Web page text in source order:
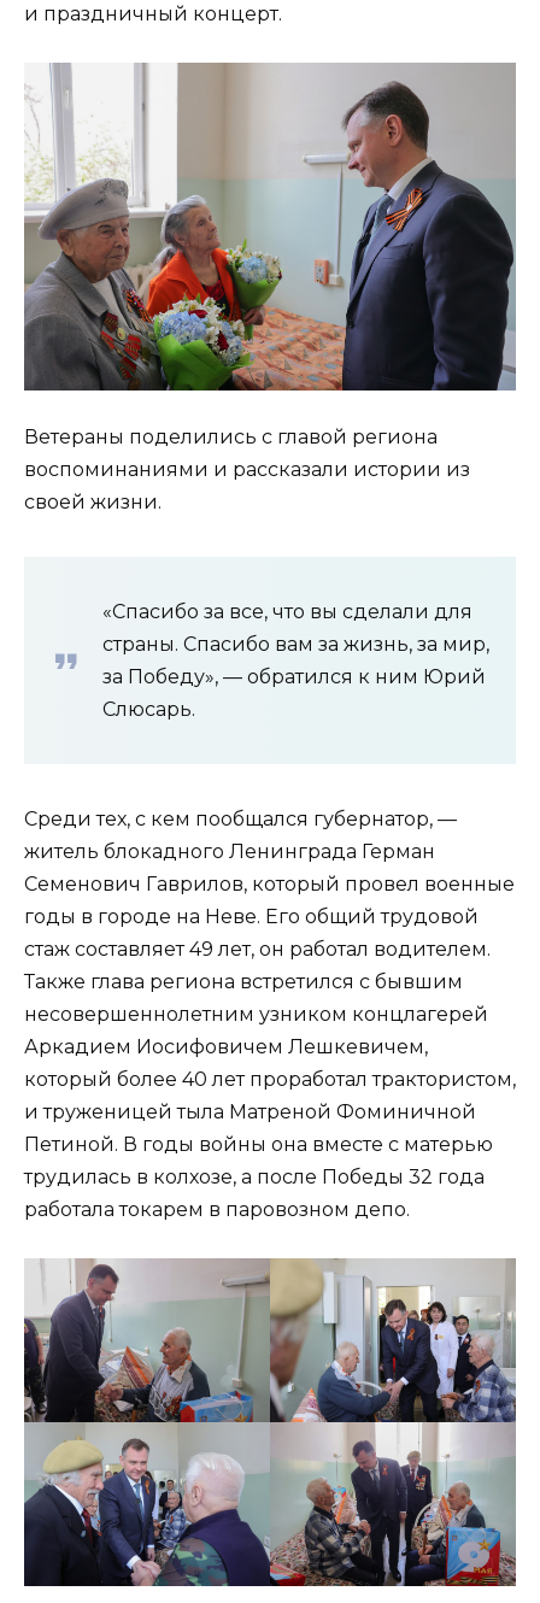
и праздничный концерт.
Ветераны поделились с главой региона
воспоминаниями и рассказали истории из
своей жизни.
«Спасибо за все, что вы сделали для
страны. Спасибо вам за жизнь, за мир,
за Победу», — обратился к ним Юрий
Слюсарь.
Среди тех, с кем пообщался губернатор, —
житель блокадного Ленинграда Герман
Семенович Гаврилов, который провел военные
годы в городе на Неве. Его общий трудовой
стаж составляет 49 лет, он работал водителем.
Также глава региона встретился с бывшим
несовершеннолетним узником концлагерей
Аркадием Иосифовичем Лешкевичем,
который более 40 лет проработал трактористом,
и труженицей тыла Матреной Фоминичной
Петиной. В годы войны она вместе с матерью
трудилась в колхозе, а после Победы 32 года
работала токарем в паровозном депо.